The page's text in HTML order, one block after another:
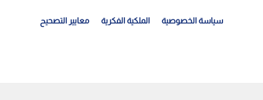
سياسة الخصوصية الملكية الفكرية معايير التصحيح